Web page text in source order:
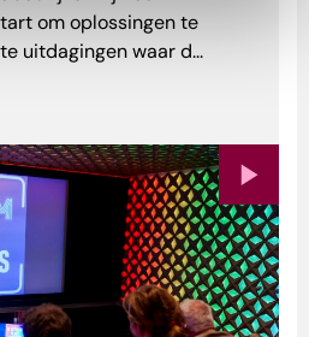
om oplossingen te
uitdagingen waar d...